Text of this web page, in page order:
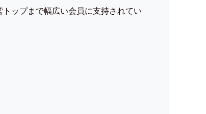
ップまで幅広い会員に支持されてい